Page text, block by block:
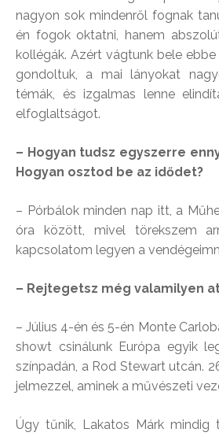
nagyon sok mindenről fognak
én fogok oktatni, hanem
kollégák. Azért vágtunk bele
gondoltuk, a mai lányokat
témák, és izgalmas lenne
elfoglaltságot.
– Hogyan tudsz egyszerre
Hogyan osztod be az idődet?
– Pórbálok minden nap itt, a
óra között, mivel törekszem
kapcsolatom legyen a
– Rejtegetsz még valamilyen
– Július 4-én és 5-én Monte
showt csinálunk Európa egyik
színpadán, a Rod Stewart utcán.
jelmezzel, aminek a művészeti
Úgy tűnik, Lakatos Márk mindig